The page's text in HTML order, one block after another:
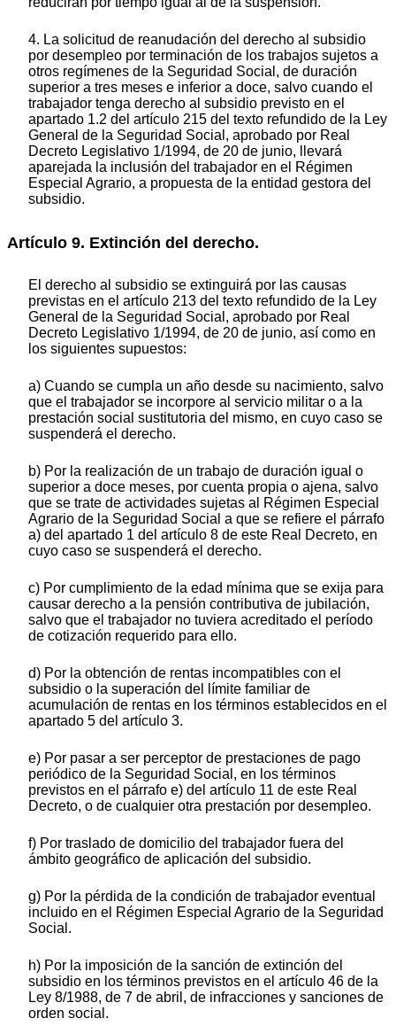
4. La solicitud de reanudación del derecho al subsidio
por desempleo por terminación de los trabajos sujetos a
otros regímenes de la Seguridad Social, de duración
superior a tres meses e inferior a doce, salvo cuando el
trabajador tenga derecho al subsidio previsto en el
apartado 1.2 del artículo 215 del texto refundido de la Ley
General de la Seguridad Social, aprobado por Real
Decreto Legislativo 1/1994, de 20 de junio, llevará
aparejada la inclusión del trabajador en el Régimen
Especial Agrario, a propuesta de la entidad gestora del
subsidio.
Artículo 9. Extinción del derecho.
El derecho al subsidio se extinguirá por las causas
previstas en el artículo 213 del texto refundido de la Ley
General de la Seguridad Social, aprobado por Real
Decreto Legislativo 1/1994, de 20 de junio, así como en
los siguientes supuestos:
a) Cuando se cumpla un año desde su nacimiento, salvo
que el trabajador se incorpore al servicio militar o a la
prestación social sustitutoria del mismo, en cuyo caso se
suspenderá el derecho.
b) Por la realización de un trabajo de duración igual o
superior a doce meses, por cuenta propia o ajena, salvo
que se trate de actividades sujetas al Régimen Especial
Agrario de la Seguridad Social a que se refiere el párrafo
a) del apartado 1 del artículo 8 de este Real Decreto, en
cuyo caso se suspenderá el derecho.
c) Por cumplimiento de la edad mínima que se exija para
causar derecho a la pensión contributiva de jubilación,
salvo que el trabajador no tuviera acreditado el período
de cotización requerido para ello.
d) Por la obtención de rentas incompatibles con el
subsidio o la superación del límite familiar de
acumulación de rentas en los términos establecidos en el
apartado 5 del artículo 3.
e) Por pasar a ser perceptor de prestaciones de pago
periódico de la Seguridad Social, en los términos
previstos en el párrafo e) del artículo 11 de este Real
Decreto, o de cualquier otra prestación por desempleo.
f) Por traslado de domicilio del trabajador fuera del
ámbito geográfico de aplicación del subsidio.
g) Por la pérdida de la condición de trabajador eventual
incluido en el Régimen Especial Agrario de la Seguridad
Social.
h) Por la imposición de la sanción de extinción del
subsidio en los términos previstos en el artículo 46 de la
Ley 8/1988, de 7 de abril, de infracciones y sanciones de
orden social.